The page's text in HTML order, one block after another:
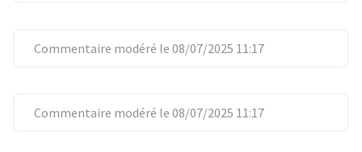
Commentaire modéré le 08/07/2025 11:17
Commentaire modéré le 08/07/2025 11:17